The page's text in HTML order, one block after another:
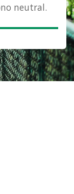
neutral.